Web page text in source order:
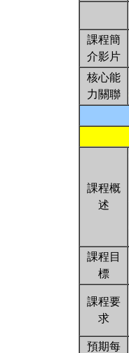
課程簡
介影片
核心能
力關聯
課程概
述
課程目
標
課程要
求
預期每